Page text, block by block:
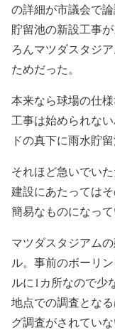
の詳細が市議会で
貯留池の新設工事
ろんマツダスタジ
ためだった。
本来なら球場の仕
工事は始められな
ドの真下に雨水貯
それほど急いでい
建設にあたっては
簡易なものになって
マツダスタジアム
ル。事前のボーリ
ルに1カ所なので少
地点での調査とな
グ調査がされていな